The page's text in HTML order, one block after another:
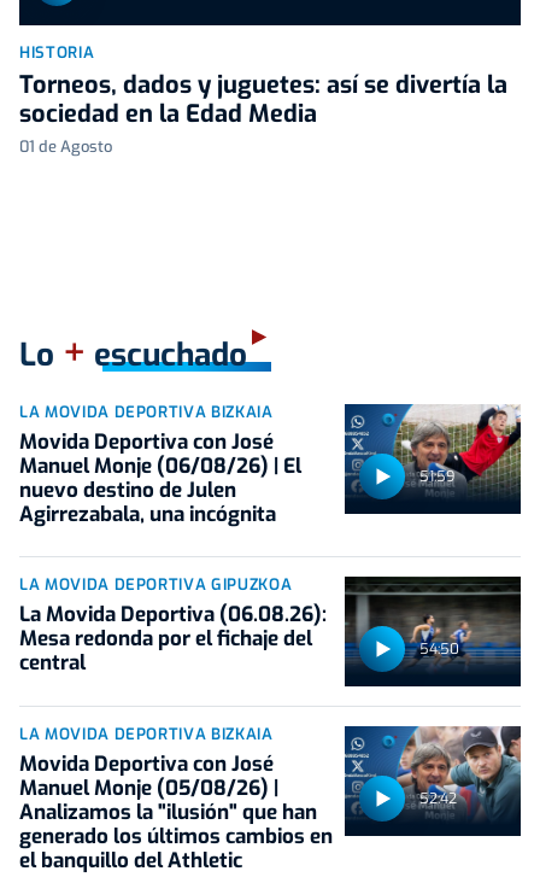
HISTORIA
Torneos, dados y juguetes: así se divertía la
sociedad en la Edad Media
01 de Agosto
Lo + escuchado
51:59
LA MOVIDA DEPORTIVA BIZKAIA
Movida Deportiva con José
Manuel Monje (06/08/26) | El
nuevo destino de Julen
Agirrezabala, una incógnita
54:50
LA MOVIDA DEPORTIVA GIPUZKOA
La Movida Deportiva (06.08.26):
Mesa redonda por el fichaje del
central
52:42
LA MOVIDA DEPORTIVA BIZKAIA
Movida Deportiva con José
Manuel Monje (05/08/26) |
Analizamos la "ilusión" que han
generado los últimos cambios en
el banquillo del Athletic